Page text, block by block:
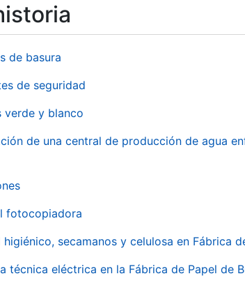
de basura
de seguridad
verde y blanco
de una central de producción de agua
fotocopiadora
secamanos y celulosa en Fábrica
técnica eléctrica en la Fábrica de Papel de